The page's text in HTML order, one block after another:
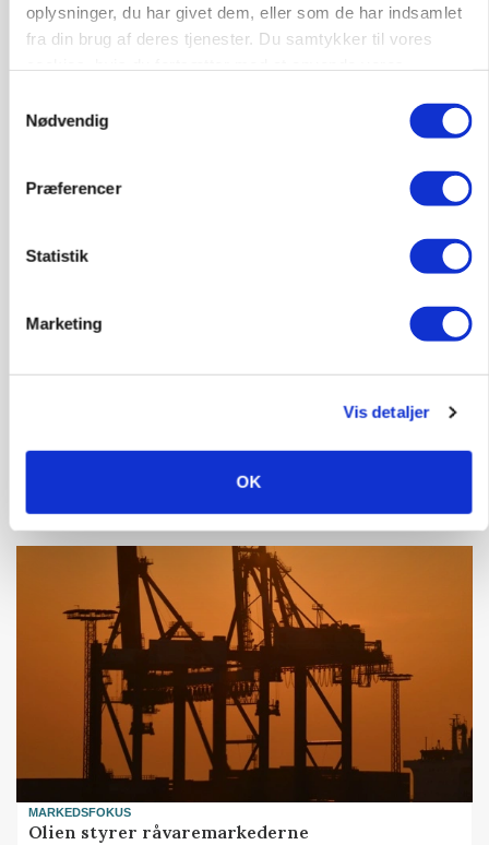
oplysninger, du har givet dem, eller som de har indsamlet
fra din brug af deres tjenester. Du samtykker til vores
Nødvendig
Præferencer
Statistik
Marketing
Vis detaljer
OK
Se flere nyheder her
KULTUR
Annonce
MARKEDSFOKUS
Olien styrer råvaremarkederne